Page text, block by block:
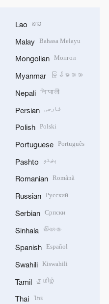
Lao ລາວ
Malay Bahasa Melayu
Mongolian Монгол
Myanmar မြန်မာဘာသာ
Nepali नेपाली
Persian فارسی
Polish Polski
Portuguese Português
Pashto پښتو
Romanian Română
Russian Русский
Serbian Српски
Sinhala සිංහල
Spanish Español
Swahili Kiswahili
Tamil தமிழ்
Thai ไทย